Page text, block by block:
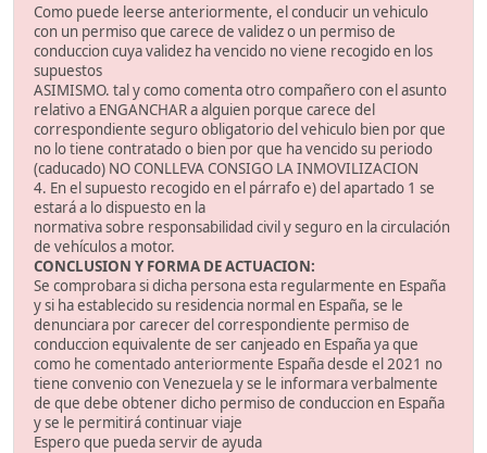
Como puede leerse anteriormente, el conducir un vehiculo
con un permiso que carece de validez o un permiso de
conduccion cuya validez ha vencido no viene recogido en los
supuestos
ASIMISMO. tal y como comenta otro compañero con el asunto
relativo a ENGANCHAR a alguien porque carece del
correspondiente seguro obligatorio del vehiculo bien por que
no lo tiene contratado o bien por que ha vencido su periodo
(caducado) NO CONLLEVA CONSIGO LA INMOVILIZACION
4. En el supuesto recogido en el párrafo e) del apartado 1 se
estará a lo dispuesto en la
normativa sobre responsabilidad civil y seguro en la circulación
de vehículos a motor.
CONCLUSION Y FORMA DE ACTUACION:
Se comprobara si dicha persona esta regularmente en España
y si ha establecido su residencia normal en España, se le
denunciara por carecer del correspondiente permiso de
conduccion equivalente de ser canjeado en España ya que
como he comentado anteriormente España desde el 2021 no
tiene convenio con Venezuela y se le informara verbalmente
de que debe obtener dicho permiso de conduccion en España
y se le permitirá continuar viaje
Espero que pueda servir de ayuda